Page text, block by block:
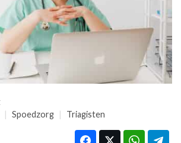
VAKHANDEL
Spoedzorg Triagisten